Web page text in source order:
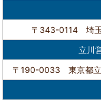
〒343-0114 埼玉
立川
〒190-0033 東京都立